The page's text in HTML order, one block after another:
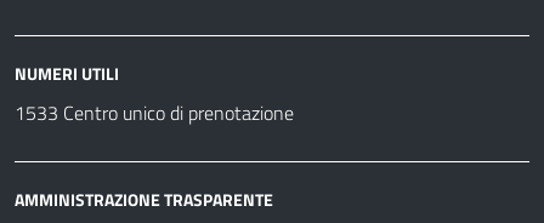
NUMERI UTILI
1533 Centro unico di prenotazione
AMMINISTRAZIONE TRASPARENTE